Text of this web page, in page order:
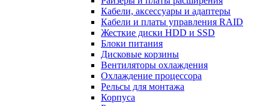
Кабели, аксессуары и адаптеры
Кабели и платы управления RAID
Жесткие диски HDD и SSD
Блоки питания
Дисковые корзины
Вентиляторы охлаждения
Охлаждение процессора
Рельсы для монтажа
Корпуса